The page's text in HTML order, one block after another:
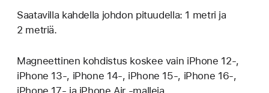
Saatavilla kahdella johdon pituudella: 1 metri ja
2 metriä.
Magneettinen kohdistus koskee vain iPhone 12-,
iPhone 13‑, iPhone 14‑, iPhone 15-, iPhone 16-,
iPhone 17‑ ja iPhone Air ‑malleja.